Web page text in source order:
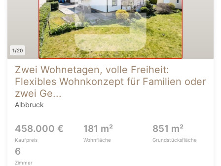
1/20
Zwei Wohnetagen, volle Freiheit:
Flexibles Wohnkonzept für Familien oder
zwei Ge...
Albbruck
458.000 €
Kaufpreis
181 m²
Wohnfläche
851 m²
Grundstücksfläche
6
Zimmer